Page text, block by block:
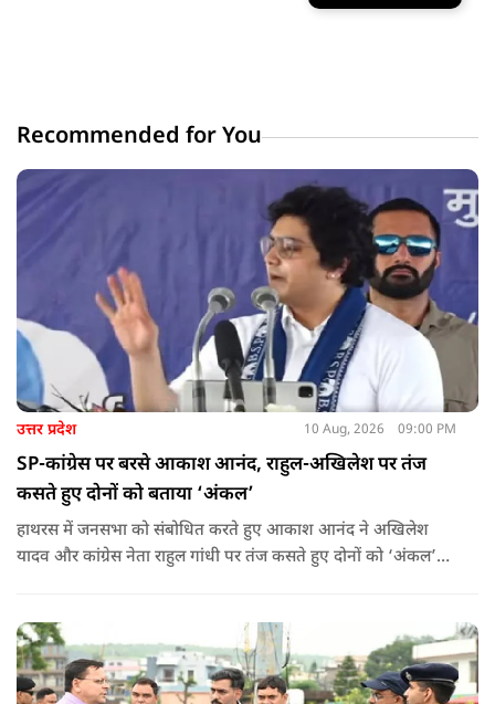
Recommended for You
उत्तर प्रदेश 10 Aug, 2026 09:00 PM
SP-कांग्रेस पर बरसे आकाश आनंद, राहुल-अखिलेश पर तंज
कसते हुए दोनों को बताया ‘अंकल’
हाथरस में जनसभा को संबोधित करते हुए आकाश आनंद ने अखिलेश
यादव और कांग्रेस नेता राहुल गांधी पर तंज कसते हुए दोनों को ‘अंकल’